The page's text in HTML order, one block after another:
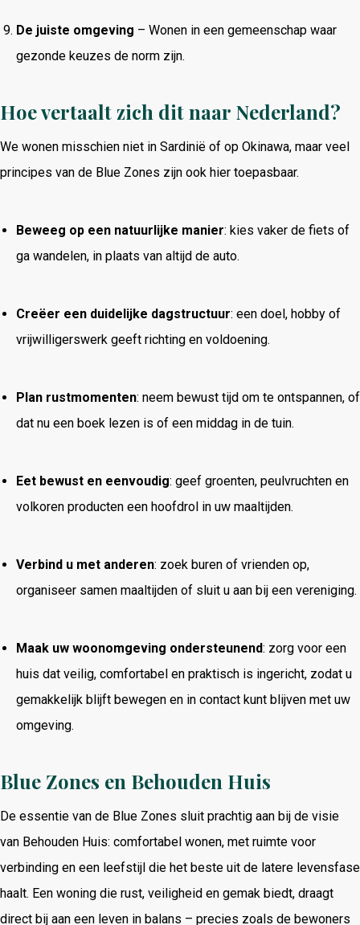
De juiste omgeving – Wonen in een gemeenschap waar
gezonde keuzes de norm zijn.
Hoe vertaalt zich dit naar Nederland?
We wonen misschien niet in Sardinië of op Okinawa, maar veel
principes van de Blue Zones zijn ook hier toepasbaar.
Beweeg op een natuurlijke manier: kies vaker de fiets of
ga wandelen, in plaats van altijd de auto.
Creëer een duidelijke dagstructuur: een doel, hobby of
vrijwilligerswerk geeft richting en voldoening.
Plan rustmomenten: neem bewust tijd om te ontspannen, of
dat nu een boek lezen is of een middag in de tuin.
Eet bewust en eenvoudig: geef groenten, peulvruchten en
volkoren producten een hoofdrol in uw maaltijden.
Verbind u met anderen: zoek buren of vrienden op,
organiseer samen maaltijden of sluit u aan bij een vereniging.
Maak uw woonomgeving ondersteunend: zorg voor een
huis dat veilig, comfortabel en praktisch is ingericht, zodat u
gemakkelijk blijft bewegen en in contact kunt blijven met uw
omgeving.
Blue Zones en Behouden Huis
De essentie van de Blue Zones sluit prachtig aan bij de visie
van Behouden Huis: comfortabel wonen, met ruimte voor
verbinding en een leefstijl die het beste uit de latere levensfase
haalt. Een woning die rust, veiligheid en gemak biedt, draagt
direct bij aan een leven in balans – precies zoals de bewoners